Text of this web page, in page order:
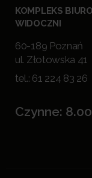
KOMPLEKS
WIDOCZNI
60-189 Poznań
ul. Złotowska 41
tel.: 61 224 83 26
Czynne: